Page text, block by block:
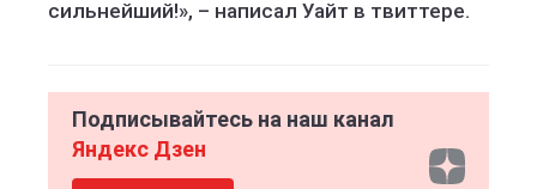
сильнейший!», – написал Уайт в твиттере.
Подписывайтесь на наш канал
Яндекс Дзен